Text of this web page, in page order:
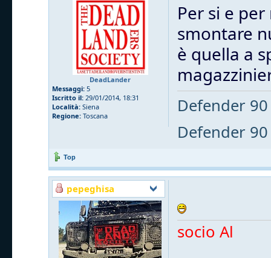
DeadLander
Messaggi: 5
Iscritto il: 29/01/2014, 18:31
Località: Siena
Regione: Toscana
Per si e
smontare
è quella a
Defender
Defender
Top
pepeghisa
socio Al